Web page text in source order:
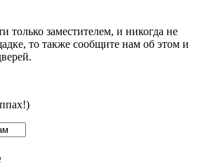
только заместителем, и никогда не
то также сообщите нам об этом и